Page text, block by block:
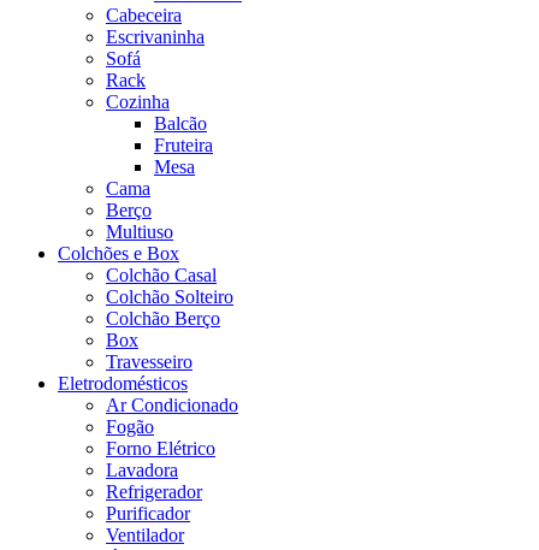
Cabeceira
Escrivaninha
Sofá
Rack
Cozinha
Balcão
Fruteira
Mesa
Cama
Berço
Multiuso
Colchões e Box
Colchão Casal
Colchão Solteiro
Colchão Berço
Box
Travesseiro
Eletrodomésticos
Ar Condicionado
Fogão
Forno Elétrico
Lavadora
Refrigerador
Purificador
Ventilador